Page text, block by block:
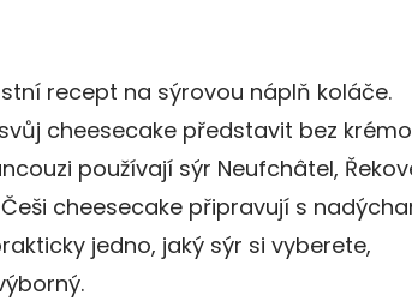
recept na sýrovou náplň koláče.
cheesecake představit bez
používají sýr Neufchâtel,
cheesecake připravují s
jedno, jaký sýr si vyberete,